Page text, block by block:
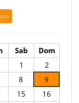
Sab
Dom
1
2
8
9
15
16